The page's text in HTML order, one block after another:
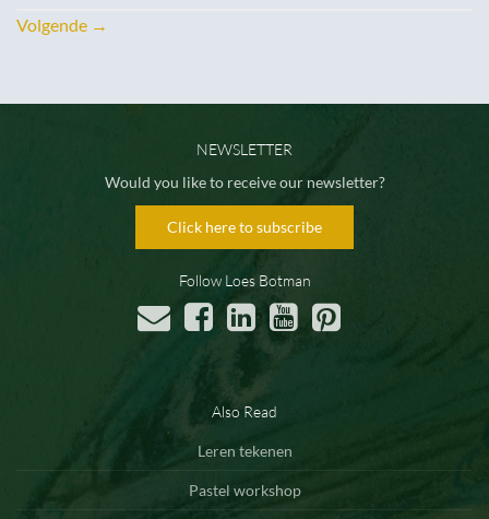
Volgende →
NEWSLETTER
Would you like to receive our newsletter?
Click here to subscribe
Follow Loes Botman
Also Read
Leren tekenen
Pastel workshop